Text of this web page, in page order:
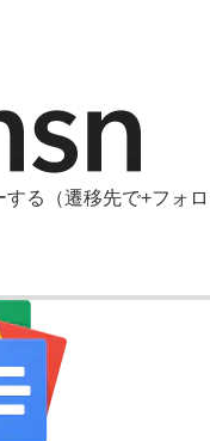
する
（遷移先で+フォ